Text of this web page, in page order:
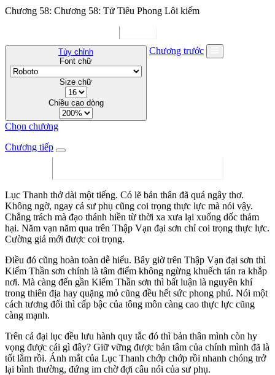
Chương 58: Chương 58: Tử Tiêu Phong Lôi kiếm
Tùy chỉnh
Font chữ
Size chữ
Chiều cao dòng
Chương trước
Chọn chương
Chương tiếp
Lục Thanh thở dài một tiếng. Có lẽ bản thân đã quá ngây thơ.
Không ngờ, ngay cả sư phụ cũng coi trọng thực lực mà nói vậy.
Chẳng trách mà đạo thánh hiền từ thời xa xưa lại xuống dốc thảm
hại. Năm vạn năm qua trên Thập Vạn đại sơn chỉ coi trọng thực lực.
Cường giả mới được coi trọng.
Điều đó cũng hoàn toàn dễ hiểu. Bây giờ trên Thập Vạn đại sơn thì
Kiếm Thần sơn chính là tâm điểm không ngừng khuếch tán ra khắp
nơi. Mà càng đến gần Kiếm Thần sơn thì bất luận là nguyên khí
trong thiên địa hay quặng mỏ cũng đều hết sức phong phú. Nói một
cách tương đối thì cấp bậc của tông môn càng cao thực lực cũng
càng mạnh.
Trên cả đại lục đều lưu hành quy tắc đó thì bản thân mình còn hy
vọng được cái gì đây? Giữ vững được bản tâm của chính mình đã là
tốt lắm rồi. Ánh mắt của Lục Thanh chớp chớp rồi nhanh chóng trở
lại bình thường, đứng im chờ đợi câu nói của sư phụ.